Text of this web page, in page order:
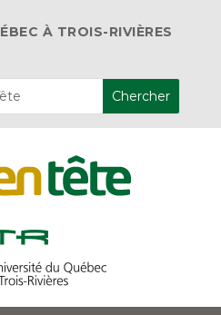
À TROIS-RIVIÈRES